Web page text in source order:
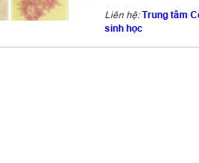
Liên hệ: Trung tâm
sinh học